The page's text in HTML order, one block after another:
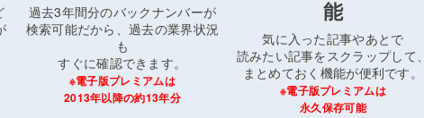
過去3年間分のバックナンバーが
検索可能だから、過去の業界状況
も
すぐに確認できます。
※電子版プレミアムは
2013年以降の約13年分
能
気に入った記事やあとで
読みたい記事をスクラップして、
まとめておく機能が便利です。
※電子版プレミアムは
永久保存可能